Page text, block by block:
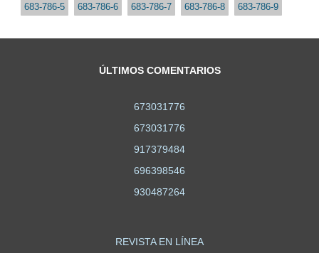
683-786-5
683-786-6 683-786-7 683-786-8 683-786-9
ÚLTIMOS COMENTARIOS
673031776
673031776
917379484
696398546
930487264
REVISTA EN LÍNEA